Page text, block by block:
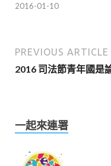
2016-01-10
PREVIOUS ARTICLE
2016 司法節青年國是
一起來連署